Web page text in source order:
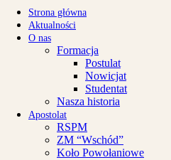
Strona główna
Aktualności
O nas
Formacja
Postulat
Nowicjat
Studentat
Nasza historia
Apostolat
RSPM
ZM “Wschód”
Koło Powołaniowe